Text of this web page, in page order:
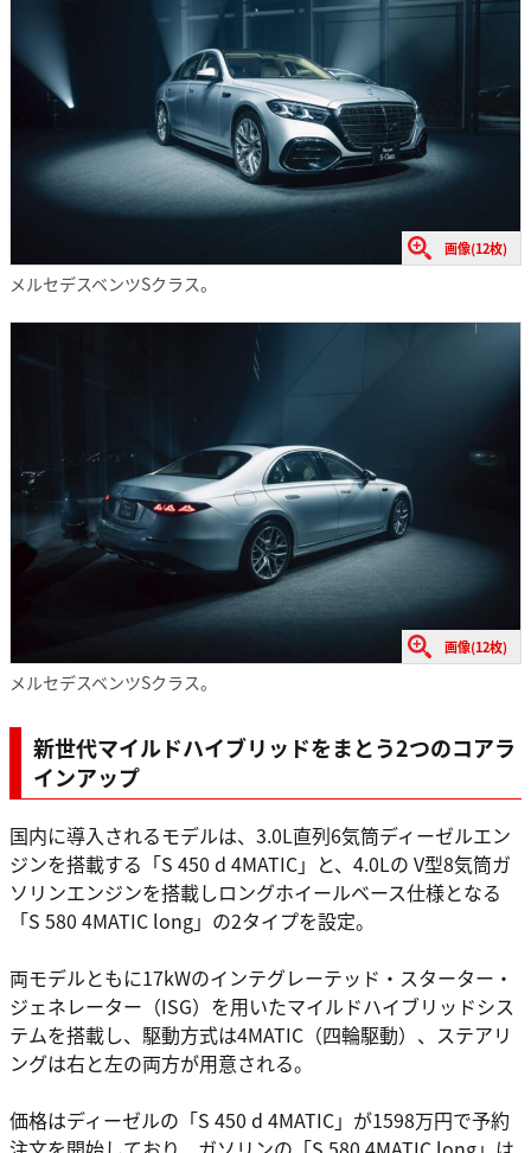
画像(12枚)
メルセデスベンツSクラス。
画像(12枚)
メルセデスベンツSクラス。
新世代マイルドハイブリッドをまとう2つのコアラ
インアップ
国内に導入されるモデルは、3.0L直列6気筒ディーゼルエン
ジンを搭載する「S 450 d 4MATIC」と、4.0Lの V型8気筒ガ
ソリンエンジンを搭載しロングホイールベース仕様となる
「S 580 4MATIC long」の2タイプを設定。
両モデルともに17kWのインテグレーテッド・スターター・
ジェネレーター（ISG）を用いたマイルドハイブリッドシス
テムを搭載し、駆動方式は4MATIC（四輪駆動）、ステアリ
ングは右と左の両方が用意される。
価格はディーゼルの「S 450 d 4MATIC」が1598万円で予約